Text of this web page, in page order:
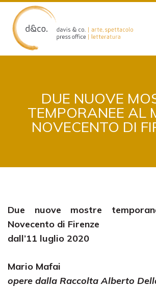
content
DUE NUOVE
TEMPORANEE AL
NOVECENTO DI
Due nuove mostre
Novecento di Firenze
dall’11 luglio 2020
Mario Mafai
opere dalla Raccolta Alberto